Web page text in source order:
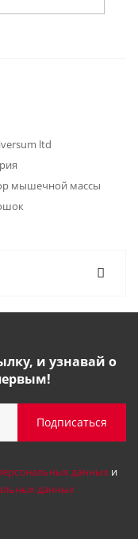
ltd
мышечной массы
и узнавай о
данныхи
данных